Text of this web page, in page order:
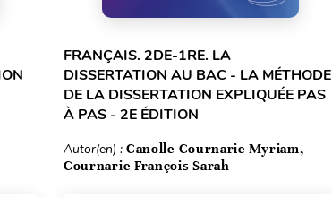
FRANÇAIS. 2DE-1RE. LA
DISSERTATION AU BAC - LA MÉTHODE
DE LA DISSERTATION EXPLIQUÉE PAS
À PAS - 2E ÉDITION
Autor(en) : Canolle-Cournarie Myriam,
Cournarie-François Sarah